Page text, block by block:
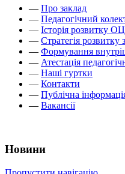
— Про заклад
— Педагогічний
— Історія розвитку
— Стратегія розвитку
— Формування
— Атестація
— Наші гуртки
— Контакти
— Публічна
— Вакансії
Новини